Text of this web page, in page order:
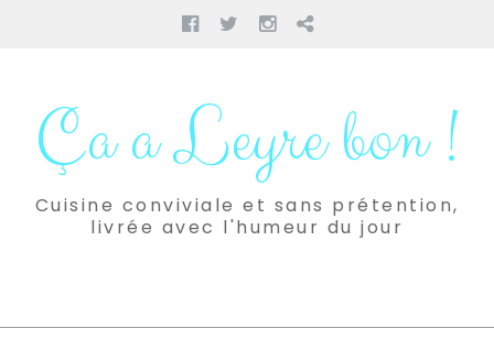
Facebook
TwitterInstagram
Pinterest
contenuÇa a Leyre bon !
Cuisine conviviale et sans prétention,
livrée avec l'humeur du jour